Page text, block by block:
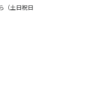
（土日祝日